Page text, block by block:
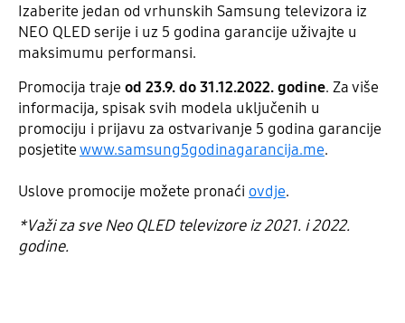
Izaberite jedan od vrhunskih Samsung televizora iz
NEO QLED serije i uz 5 godina garancije uživajte u
maksimumu performansi.
Promocija traje od 23.9. do 31.12.2022. godine. Za više
informacija, spisak svih modela uključenih u
promociju i prijavu za ostvarivanje 5 godina garancije
posjetitewww.samsung5godinagarancija.me.
Uslove promocije možete pronaći ovdje.
*Važi za sve Neo QLED televizore iz 2021. i 2022.
godine.